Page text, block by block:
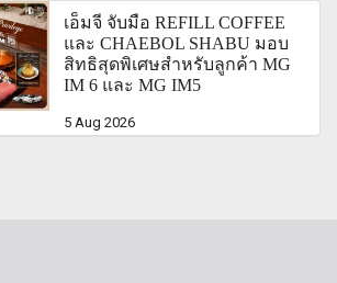
เอ็มจี จับมือ REFILL COFFEE
และ CHAEBOL SHABU มอบ
สิทธิสุดพิเศษสำหรับลูกค้า MG
IM 6 และ MG IM5
5 Aug 2026